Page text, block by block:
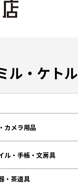
ル・ケトル
カメラ用品
ル・手帳・文房具
・茶道具